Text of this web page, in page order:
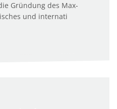
Gründung des Max-
und internati